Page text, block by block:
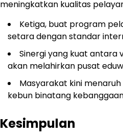
meningkatkan kualitas
Ketiga, buat program
setara dengan standar
Sinergi yang kuat antara
akan melahirkan pusat
Masyarakat kini
kebun binatang
Kesimpulan